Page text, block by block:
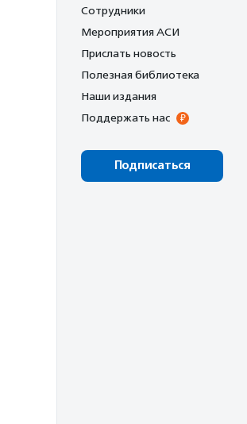
Сотрудники
Мероприятия АСИ
Прислать новость
Полезная библиотека
Наши издания
Поддержать нас
Подписаться